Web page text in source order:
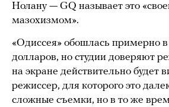
Нолану — GQ называет это
мазохизмом».
«Одиссея» обошлась примерно
долларов, но студии доверяют
на экране действительно будет
режиссер, для которого это
сложные съемки, но в то же